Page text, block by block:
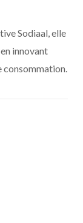
Sodiaal, elle
innovant
consommation.